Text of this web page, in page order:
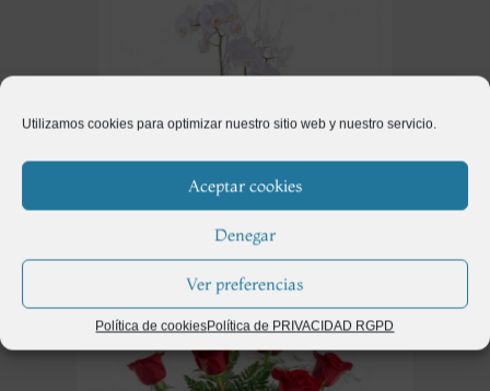
Utilizamos cookies para optimizar nuestro sitio web y nuestro servicio.
Aceptar cookies
Denegar
Ver preferencias
Política de cookiesPolítica de PRIVACIDAD RGPD